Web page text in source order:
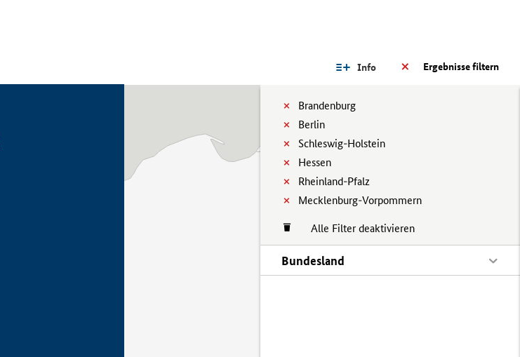
Ergebnisse filtern
Info
Brandenburg
Berlin
Schleswig-Holstein
Hessen
Rheinland-Pfalz
Mecklenburg-Vorpommern
Alle Filter deaktivieren
Bundesland